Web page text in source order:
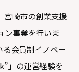
宮崎市の創業支援
ン事業を行いま
会員制イノベー
」の運営経験を